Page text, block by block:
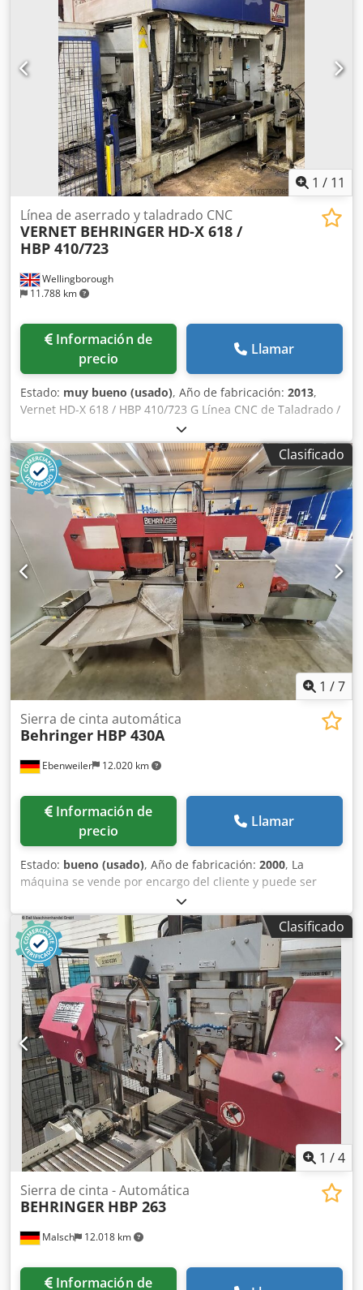
1 / 11
Wellingborough
11.788 km
Línea de aserrado y taladrado CNC
VERNET BEHRINGER HD-X 618 /
HBP 410/723
Información de
precio
Llamar
Estado: muy bueno (usado), Año de fabricación: 2013,
Vernet HD-X 618 / HBP 410/723 G Línea CNC de Taladrado /
Corte – Año 2013. Taladro de 3 husillos. 16,5 metros de
alimentación de entrada. 14 metros de salida. Unidad de
empuje para avance. Fresado / Ranurado. Herramientas de
carburo sólido. Transportador para piezas pequeñas.
Trazado en cuatro caras. Djdpfx Ajx Rut Tomfokr
Transferencias transversales de entrada. Transferencias
transversales de salida.
Clasificado
1 /7
Ebenweiler 12.020 km
Sierra de cinta automática
Behringer HBP 430A
Información de
precio
Llamar
Estado: bueno (usado), Año de fabricación: 2000, La
máquina se vende por encargo del cliente y puede ser
inspeccionada bajo tensión. Ubicación de la máquina:
República Checa (Brno) Cortadora automática de banda
Behringer HBP 430A Año de fabricación: 2000 Dimensiones
de la hoja de sierra: 5800x54x1,3 mm Área de trabajo:
redondo 430 mm / plano 430 x 430 mm Medida mínima de
material: 15x10x15 mm Longitud mínima de corte: 8 mm
Velocidad de corte: 17 – 110 m/min Potencia del motor de
la sierra: 7,5 kW Potencia conectada: 11 kW Dkodpfx
Ajylmlijmfsr Dimensiones (LxAxA): 410 x 230 x 210 cm Peso:
aprox. 3400 kg
Clasificado
1 /4
Malsch 12.018 km
Sierra de cinta - Automática
BEHRINGER HBP 263
Información de